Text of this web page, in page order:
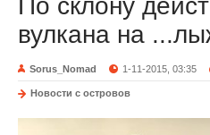
По склону
вулкана на
Sorus_Nomad 1-11-2015, 03:35
Новости с островов